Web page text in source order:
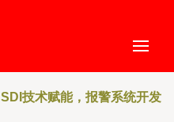
SDI技术赋能，报警系统开发